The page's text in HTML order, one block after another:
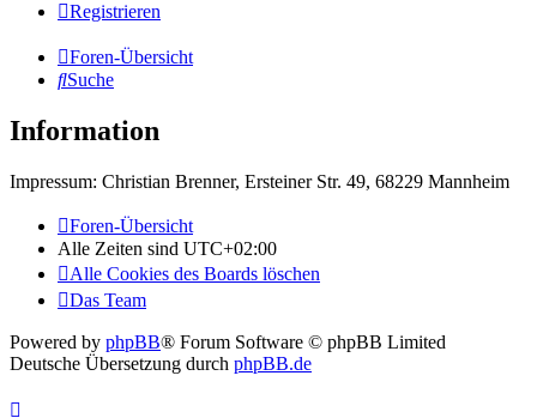
Registrieren
Foren-Übersicht
Suche
Information
Impressum: Christian Brenner, Ersteiner Str. 49, 68229 Mannheim
Foren-Übersicht
Alle Zeiten sind UTC+02:00
Alle Cookies des Boards löschen
Das Team
Powered by phpBB® Forum Software © phpBB Limited
Deutsche Übersetzung durch phpBB.de